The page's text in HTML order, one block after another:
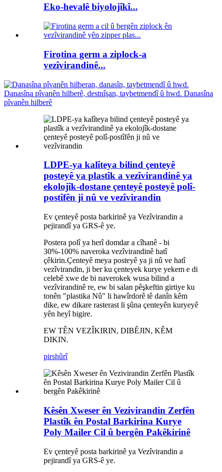
Eko-hevalê biyolojîkî...
Firotina germ a ziplock-a
vezîvirandinê...
LDPE-ya kalîteya bilind çenteyê
posteyê ya plastîk a vezîvirandinê ya
ekolojîk-dostane çenteyê posteyê polî-
postîfên ji nû ve vezîvirandin
Ev çenteyê posta barkirinê ya Vezîvirandin a
pejirandî ya GRS-ê ye.
Postera polî ya herî domdar a cîhanê - bi
30%-100% naveroka vezîvirandinê hatî
çêkirin.Çenteyê meya posteyê ya ji nû ve hatî
vezîvirandin, ji ber ku çenteyek kurye yekem e di
celebê xwe de bi naverokek wusa bilind a
vezîvirandinê re, ew bi salan pêşkeftin girtiye ku
tonên "plastika Nû" li hawîrdorê tê danîn kêm
dike, ew dikare rasterast li şûna çenteyên kuryeyê
yên heyî bigire.
EW TÊN VEZÎKIRIN, DIBÊJIN, KÊM
DIKIN.
pirshûrî
Kêsên Xweser ên Vezivirandin Zerfên
Plastîk ên Postal Barkirina Kurye
Poly Mailer Cil û bergên Pakêkirinê
Ev çenteyê posta barkirinê ya Vezîvirandin a
pejirandî ya GRS-ê ye.